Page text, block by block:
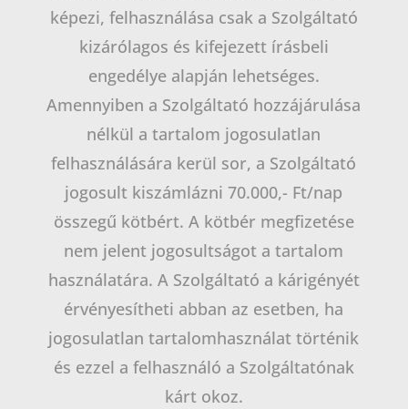
képezi, felhasználása csak a Szolgáltató
kizárólagos és kifejezett írásbeli
engedélye alapján lehetséges.
Amennyiben a Szolgáltató hozzájárulása
nélkül a tartalom jogosulatlan
felhasználására kerül sor, a Szolgáltató
jogosult kiszámlázni 70.000,- Ft/nap
összegű kötbért. A kötbér megfizetése
nem jelent jogosultságot a tartalom
használatára. A Szolgáltató a kárigényét
érvényesítheti abban az esetben, ha
jogosulatlan tartalomhasználat történik
és ezzel a felhasználó a Szolgáltatónak
kárt okoz.